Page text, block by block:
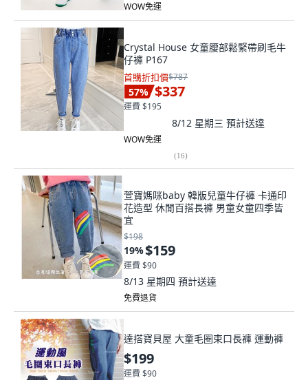
WOW免運
Crystal House 女童腰部鬆緊帶刷毛牛
仔褲 P167
首購折扣價$787
57% $337
運費 $195
8/12 星期三 預計送達
WOW免運
(16)
萱寶媽咪baby 韓版兒童牛仔褲 卡通印
花造型 休閒百搭長褲 男童女童四季皆
宜
$198
19%$159
運費 $90
8/13 星期四 預計送達
免費退貨
達搭寶貝屋 大童毛圈束口長褲 運動褲
$199
運費 $90